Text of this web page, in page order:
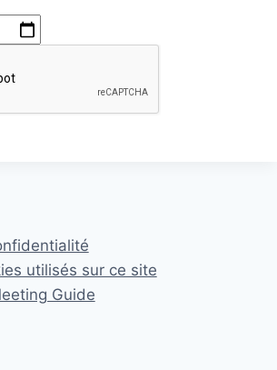
utilisés sur ce site
Guide